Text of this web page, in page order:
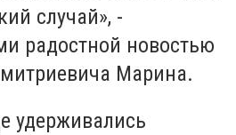
случай», -
радостной новостью
Марина.
удерживались